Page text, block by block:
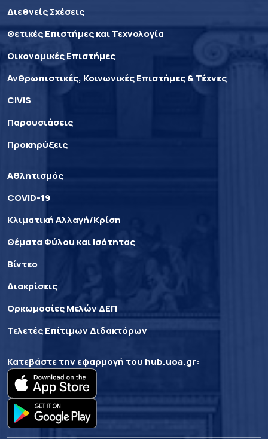
Διεθνείς Σχέσεις
Θετικές Επιστήμες και Τεχνολογία
Οικονομικές Επιστήμες
Ανθρωπιστικές, Κοινωνικές Επιστήμες & Τέχνες
CIVIS
Παρουσιάσεις
Προκηρύξεις
Αθλητισμός
COVID-19
Κλιματική Αλλαγή/Κρίση
Θέματα Φύλου και Ισότητας
Βίντεο
Διακρίσεις
Ορκωμοσίες Μελών ΔΕΠ
Τελετές Επίτιμων Διδακτόρων
Κατεβάστε την εφαρμογή του hub.uoa.gr: